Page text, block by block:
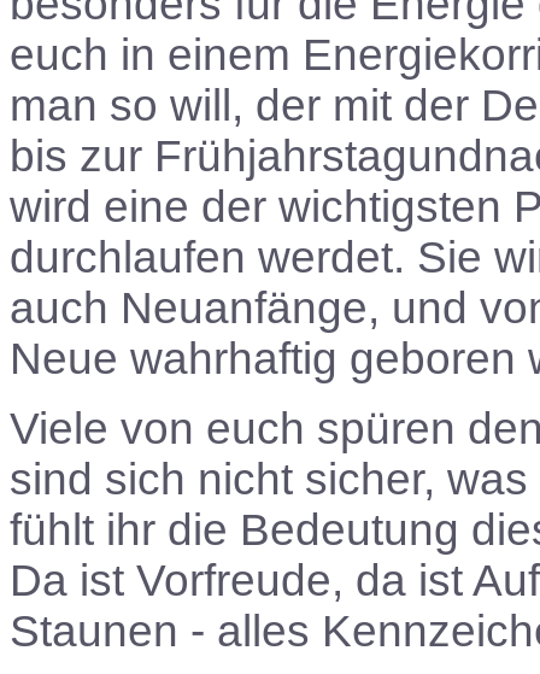
euch in einem
man so will, der mit der
bis zur
wird eine der wichtigsten
durchlaufen werdet. Sie
auch Neuanfänge, und
Neue wahrhaftig geboren
Viele von euch spüren
sind sich nicht sicher,
fühlt ihr die Bedeutung
Da ist Vorfreude, da ist
Staunen - alles